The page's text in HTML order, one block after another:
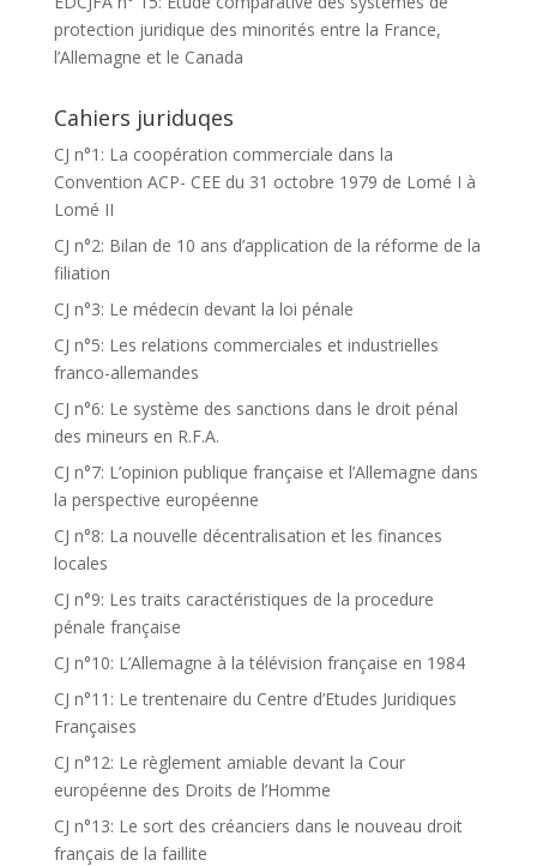
protection juridique des minorités entre la France,
l’Allemagne et le Canada
Cahiers juriduqes
CJ n°1: La coopération commerciale dans la
Convention ACP- CEE du 31 octobre 1979 de Lomé I à
Lomé II
CJ n°2: Bilan de 10 ans d’application de la réforme de la
filiation
CJ n°3: Le médecin devant la loi pénale
CJ n°5: Les relations commerciales et industrielles
franco-allemandes
CJ n°6: Le système des sanctions dans le droit pénal
des mineurs en R.F.A.
CJ n°7: L’opinion publique française et l’Allemagne dans
la perspective européenne
CJ n°8: La nouvelle décentralisation et les finances
locales
CJ n°9: Les traits caractéristiques de la procedure
pénale française
CJ n°10: L’Allemagne à la télévision française en 1984
CJ n°11: Le trentenaire du Centre d’Etudes Juridiques
Françaises
CJ n°12: Le règlement amiable devant la Cour
européenne des Droits de l’Homme
CJ n°13: Le sort des créanciers dans le nouveau droit
français de la faillite